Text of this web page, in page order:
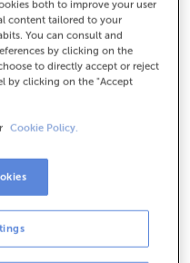
o día e hora que
both to improve your user
content tailored to your
You can consult and
by clicking on the
to directly accept or reject
by clicking on the "Accept
Cookie Policy.